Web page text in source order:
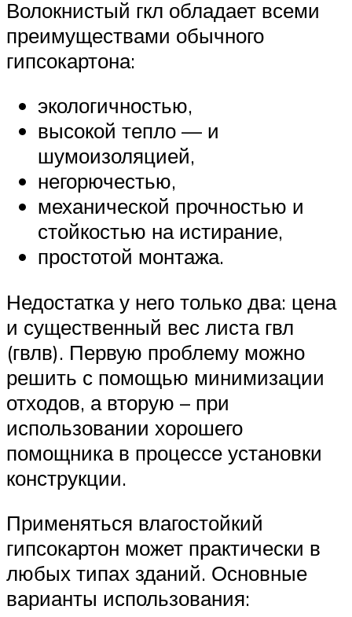
Волокнистый гкл обладает всеми
преимуществами обычного
гипсокартона:
экологичностью,
высокой тепло — и
шумоизоляцией,
негорючестью,
механической прочностью и
стойкостью на истирание,
простотой монтажа.
Недостатка у него только два: цена
и существенный вес листа гвл
(гвлв). Первую проблему можно
решить с помощью минимизации
отходов, а вторую – при
использовании хорошего
помощника в процессе установки
конструкции.
Применяться влагостойкий
гипсокартон может практически в
любых типах зданий. Основные
варианты использования: